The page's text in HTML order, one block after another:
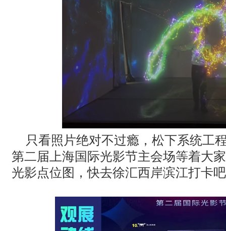
只看照片绝对不过瘾，松下系统工
第二届上海国际光影节主会场等着大
光影点位图，快去徐汇西岸滨江打卡